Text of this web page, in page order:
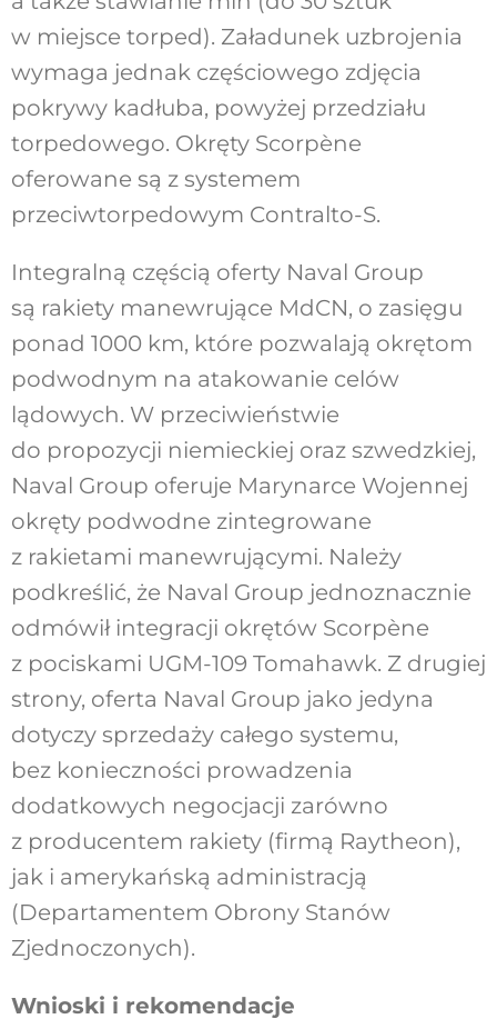
w miejsce torped). Załadunek uzbrojenia
wymaga jednak częściowego zdjęcia
pokrywy kadłuba, powyżej przedziału
torpedowego. Okręty Scorpène
oferowane są z systemem
przeciwtorpedowym Contralto-S.
Integralną częścią oferty Naval Group
są rakiety manewrujące MdCN, o zasięgu
ponad 1000 km, które pozwalają okrętom
podwodnym na atakowanie celów
lądowych. W przeciwieństwie
do propozycji niemieckiej oraz szwedzkiej,
Naval Group oferuje Marynarce Wojennej
okręty podwodne zintegrowane
z rakietami manewrującymi. Należy
podkreślić, że Naval Group jednoznacznie
odmówił integracji okrętów Scorpène
z pociskami UGM-109 Tomahawk. Z drugiej
strony, oferta Naval Group jako jedyna
dotyczy sprzedaży całego systemu,
bez konieczności prowadzenia
dodatkowych negocjacji zarówno
z producentem rakiety (firmą Raytheon),
jak i amerykańską administracją
(Departamentem Obrony Stanów
Zjednoczonych).
Wnioski i rekomendacje